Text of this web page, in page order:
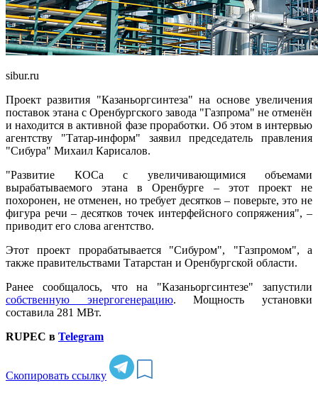
sibur.ru
Проект развития "Казаньоргсинтеза" на основе увеличения
поставок этана с Оренбургского завода "Газпрома" не отменён
и находится в активной фазе проработки. Об этом в интервью
агентству "Татар-информ" заявил председатель правления
"Сибура" Михаил Карисалов.
"Развитие КОСа с увеличивающимися объемами
вырабатываемого этана в Оренбурге – этот проект не
похоронен, не отменен, но требует десятков – поверьте, это не
фигура речи – десятков точек интерфейсного сопряжения", –
приводит его слова агентство.
Этот проект прорабатывается "Сибуром", "Газпромом", а
также правительствами Татарстан и Оренбургской области.
Ранее сообщалось, что на "Казаньоргсинтезе" запустили
собственную энергогенерацию. Мощность установки
составила 281 МВт.
RUPEC в Telegram
Скопировать ссылку